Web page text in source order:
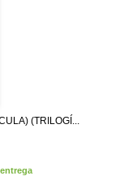
(TRILOGÍ...